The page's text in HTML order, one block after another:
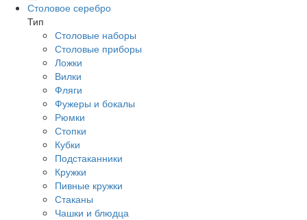
Столовое серебро
Тип
Столовые наборы
Столовые приборы
Ложки
Вилки
Фляги
Фужеры и бокалы
Рюмки
Стопки
Кубки
Подстаканники
Кружки
Пивные кружки
Стаканы
Чашки и блюдца